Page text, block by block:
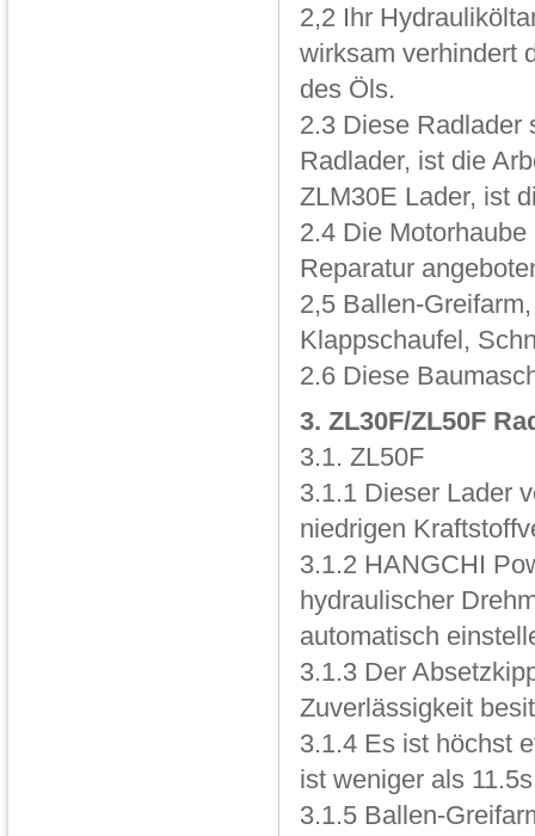
2,2 Ihr
wirksam verhindert
des Öls.
2.3 Diese Radlader
Radlader, ist die
ZLM30E Lader, ist
2.4 Die
Reparatur
2,5 Ballen-
Klappschaufel,
2.6 Diese
3. ZL30F/ZL50F
3.1. ZL50F
3.1.1 Dieser Lader
niedrigen
3.1.2 HANGCHI
hydraulischer
automatisch
3.1.3 Der
Zuverlässigkeit
3.1.4 Es ist höchst
ist weniger als
3.1.5 Ballen-